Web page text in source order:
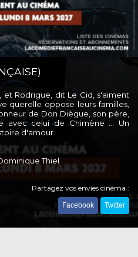
Rodrigue, dit Le Cid, s'aiment
querelle oppose leurs familles,
de Don Diègue, son père,
avec celui de Chimène … Un
d'amour.
Thiel
Partagez vos envies cinéma :
Facebook Twitter